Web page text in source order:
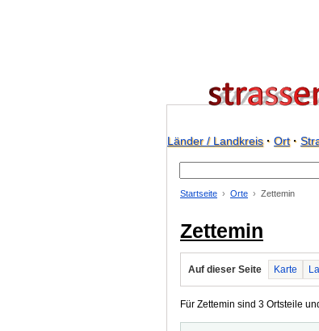
Länder / Landkreis· Ort·
Startseite Orte Zettemin
Zettemin
Auf dieser Seite Karte
Für Zettemin sind 3 Ortsteile